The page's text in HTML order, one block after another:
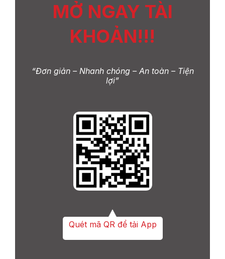
MỞ NGAY TÀI
KHOẢN!!!
“Đơn giản – Nhanh chóng – An toàn – Tiện
lợi”
Quét mã QR để tải App